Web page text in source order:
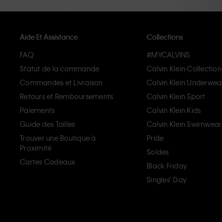
Aide Et Assistance
FAQ
Statut de la commande
Commandes et Livraison
Retours et Remboursements
Paiements
Guide des Tailles
Trouver une Boutique à
Proximité
Cartes Cadeaux
Collections
#MYCALVINS
Calvin Klein Collection
Calvin Klein
Calvin Klein Sport
Calvin Klein Kids
Calvin Klein Swimwear
Pride
Soldes
Black Friday
Singles' Day